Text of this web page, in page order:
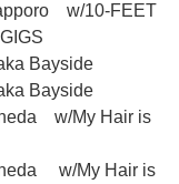
w/10-FEET
Bayside
Bayside
w/My Hair is
w/My Hair is